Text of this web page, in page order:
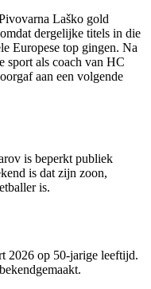
Laško gold
dergelijke titels in die
Europese top gingen. Na
sport als coach van HC
aan een volgende
is beperkt publiek
is dat zijn zoon,
is.
2026 op 50-jarige leeftijd.